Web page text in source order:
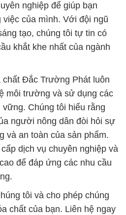
nghiệp để giúp bạn
việc của mình. Với đội ngũ
tạo, chúng tôi tự tin có
khắt khe nhất của ngành
chất Đắc Trường Phát luôn
môi trường và sử dụng các
Chúng tôi hiểu rằng
người nông dân đòi hỏi sự
và an toàn của sản phẩm.
dịch vụ chuyên nghiệp và
để đáp ứng các nhu cầu
tôi và cho phép chúng
chất của bạn. Liên hệ ngay